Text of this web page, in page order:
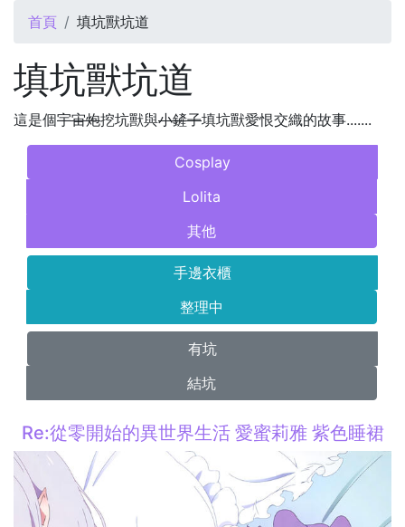
您在這裡
首頁 填坑獸坑道
填坑獸坑道
這是個宇宙炮挖坑獸與小鏟子填坑獸愛恨交織的故事.......
Cosplay
Lolita
其他
手邊衣櫃
整理中
有坑
結坑
Re:從零開始的異世界生活 愛蜜莉雅 紫色睡裙